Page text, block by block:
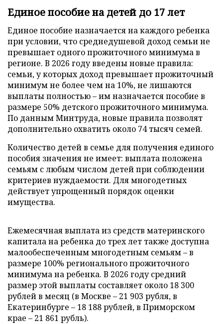
Единое пособие на детей до 17 лет
Единое пособие назначается на каждого ребенка
при условии, что среднедушевой доход семьи не
превышает одного прожиточного минимума в
регионе. В 2026 году введены новые правила:
семьи, у которых доход превышает прожиточный
минимум не более чем на 10%, не лишаются
выплаты полностью – им назначается пособие в
размере 50% детского прожиточного минимума.
По данным Минтруда, новые правила позволят
дополнительно охватить около 74 тысяч семей.
Количество детей в семье для получения единого
пособия значения не имеет: выплата положена
семьям с любым числом детей при соблюдении
критериев нуждаемости. Для многодетных
действует упрощенный порядок оценки
имущества.
Ежемесячная выплата из средств материнского
капитала на ребенка до трех лет также доступна
малообеспеченным многодетным семьям – в
размере 100% регионального прожиточного
минимума на ребенка. В 2026 году средний
размер этой выплаты составляет около 18 300
рублей в месяц (в Москве – 21 903 рубля, в
Екатеринбурге – 18 188 рублей, в Приморском
крае – 21 861 рубль).